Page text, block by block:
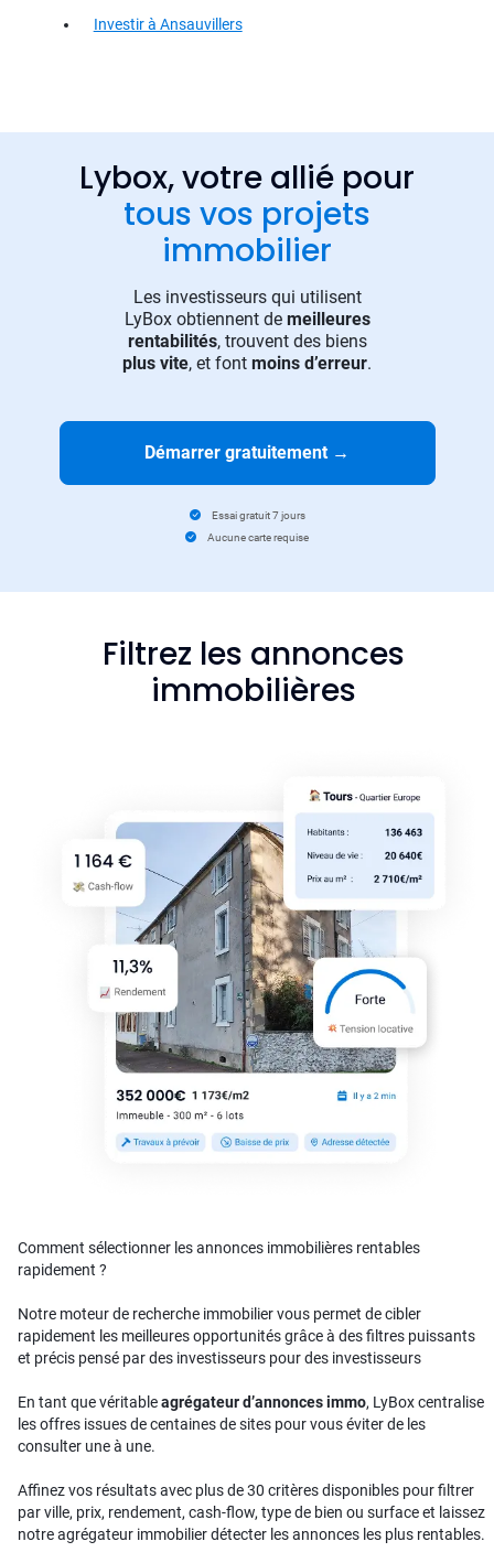
Investir à Ansauvillers
Lybox, votre allié pour
tous vos projets
immobilier
Les investisseurs qui utilisent
LyBox obtiennent de meilleures
rentabilités, trouvent des biens
plus vite, et font moins d’erreur.
Démarrer gratuitement →
Essai gratuit 7 jours
Aucune carte requise
Filtrez les annonces
immobilières
Comment sélectionner les annonces immobilières rentables
rapidement ?
Notre moteur de recherche immobilier vous permet de cibler
rapidement les meilleures opportunités grâce à des filtres puissants
et précis pensé par des investisseurs pour des investisseurs
En tant que véritableagrégateur d’annonces immo, LyBox centralise
les offres issues de centaines de sites pour vous éviter de les
consulter une à une.
Affinez vos résultats avec plus de 30 critères disponibles pour filtrer
par ville, prix, rendement, cash-flow, type de bien ou surface et laissez
notre agrégateur immobilier détecter les annonces les plus rentables.